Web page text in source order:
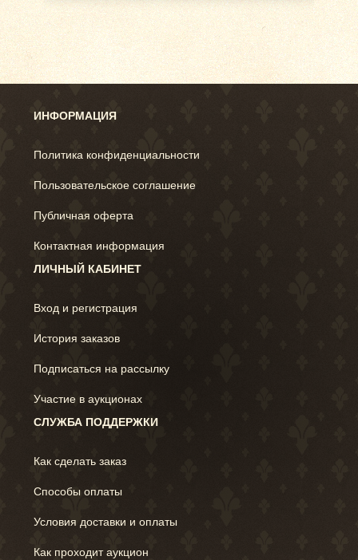
ИНФОРМАЦИЯ
Политика конфиденциальности
Пользовательское соглашение
Публичная оферта
Контактная информация
ЛИЧНЫЙ КАБИНЕТ
Вход и регистрация
История заказов
Подписаться на рассылку
Участие в аукционах
СЛУЖБА ПОДДЕРЖКИ
Как сделать заказ
Способы оплаты
Условия доставки и оплаты
Как проходит аукцион